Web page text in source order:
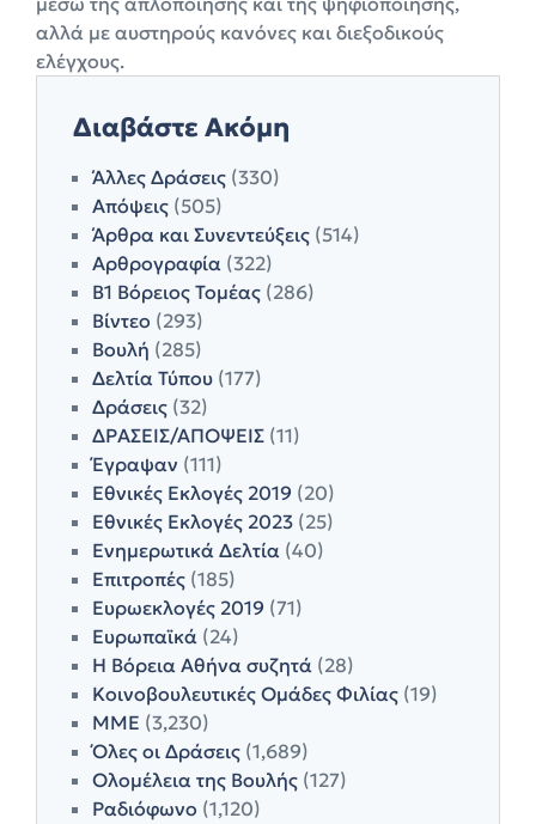
αλλά με αυστηρούς κανόνες και διεξοδικούς
ελέγχους.
Διαβάστε Ακόμη
Άλλες Δράσεις (330)
Απόψεις (505)
Άρθρα και Συνεντεύξεις (514)
Αρθρογραφία (322)
Β1 Βόρειος Τομέας (286)
Βίντεο (293)
Βουλή (285)
Δελτία Τύπου (177)
Δράσεις (32)
ΔΡΑΣΕΙΣ/ΑΠΟΨΕΙΣ (11)
Έγραψαν (111)
Εθνικές Εκλογές 2019 (20)
Εθνικές Εκλογές 2023 (25)
Ενημερωτικά Δελτία (40)
Επιτροπές (185)
Ευρωεκλογές 2019 (71)
Ευρωπαϊκά (24)
Η Βόρεια Αθήνα συζητά (28)
Κοινοβουλευτικές Ομάδες Φιλίας (19)
ΜΜΕ (3,230)
Όλες οι Δράσεις (1,689)
Ολομέλεια της Βουλής (127)
Ραδιόφωνο (1,120)